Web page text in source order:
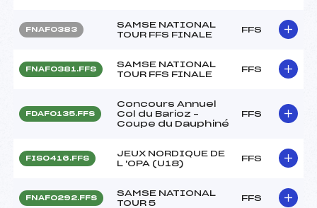
FNAF0383
SAMSE NATIONAL
TOUR FFS FINALE
FFS
FNAF0381.FFS
SAMSE NATIONAL
TOUR FFS FINALE
FFS
FDAF0135.FFS
Concours Annuel
Col du Barioz –
Coupe du Dauphiné
FFS
FIS0416.FFS
JEUX NORDIQUE DE
L 'OPA (U18)
FFS
FNAF0292.FFS
SAMSE NATIONAL
TOUR 5
FFS